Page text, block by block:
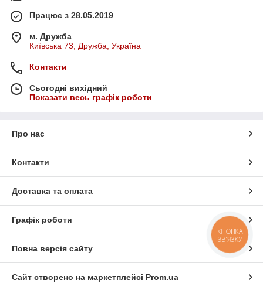
Працює з 28.05.2019
м. Дружба
Київська 73, Дружба, Україна
Контакти
Сьогодні вихідний
Показати весь графік роботи
Про нас
Контакти
Доставка та оплата
Графік роботи
Повна версія сайту
Сайт створено на маркетплейсі Prom.ua
КНОПКА
ЗВ'ЯЗКУ